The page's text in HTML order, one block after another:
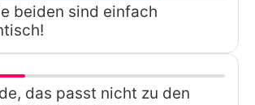
beiden sind einfach
das passt nicht zu den